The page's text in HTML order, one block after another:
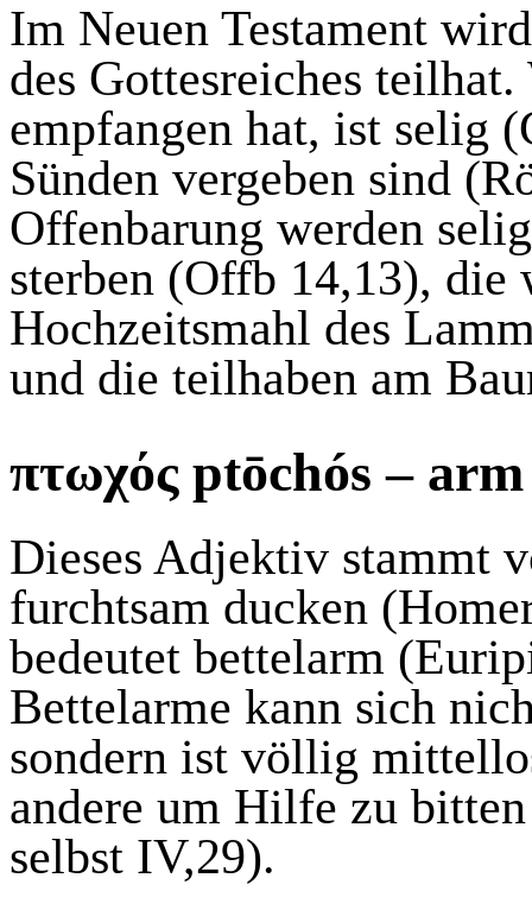
Im Neuen Testament
des Gottesreiches
empfangen hat, ist selig
Sünden vergeben sind
Offenbarung werden
sterben (Offb 14,13), die
Hochzeitsmahl des
und die teilhaben am
πτωχός ptōchós – arm
Dieses Adjektiv stammt
furchtsam ducken
bedeutet bettelarm
Bettelarme kann sich
sondern ist völlig
andere um Hilfe zu
selbst IV,29).